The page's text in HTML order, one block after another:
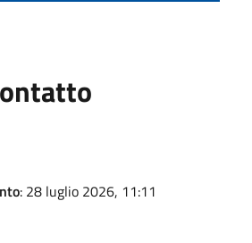
: 28 luglio 2026, 11:11